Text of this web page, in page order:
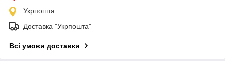
Укрпошта
Доставка "Укрпошта"
Всі умови доставки